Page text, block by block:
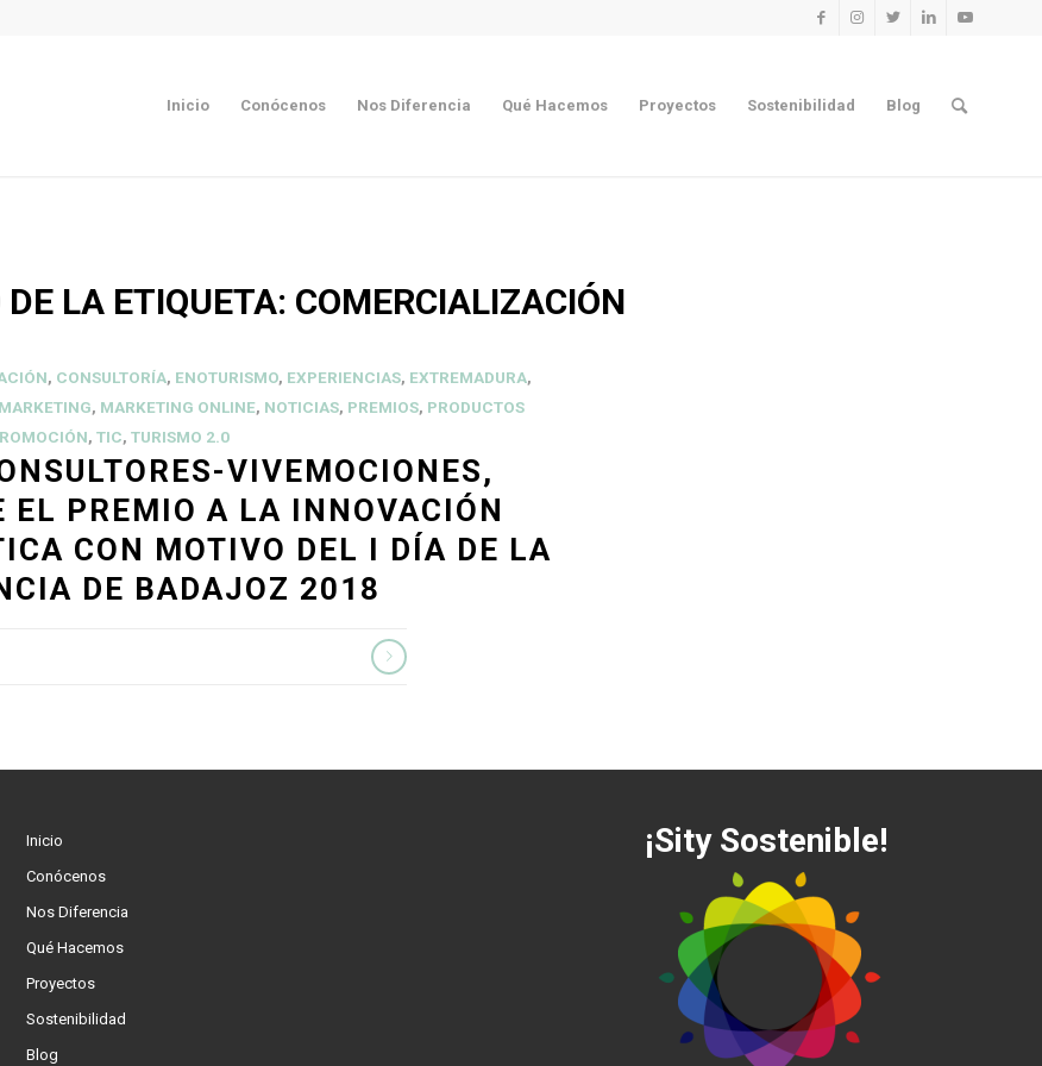
Inicio Conócenos Nos Diferencia Qué Hacemos Proyectos Sostenibilidad Blog
LA ETIQUETA: COMERCIALIZACIÓN
, CONSULTORÍA, ENOTURISMO, EXPERIENCIAS, EXTREMADURA,
MARKETING, MARKETING ONLINE, NOTICIAS, PREMIOS, PRODUCTOS
, TIC, TURISMO 2.0
VIVEMOCIONES,
EL PREMIO A LA INNOVACIÓN
CON MOTIVO DEL I DÍA DE LA
DE BADAJOZ 2018
Inicio
Conócenos
Nos Diferencia
Qué Hacemos
Proyectos
Sostenibilidad
Blog
¡Sity Sostenible!